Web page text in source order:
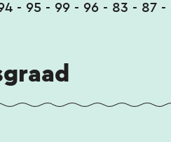
- 95 - 99 - 96 - 83 - 87